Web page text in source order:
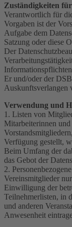
Zuständigkeiten
Verantwortlich für
Vorgaben ist der
Aufgabe dem
Satzung oder diese
Der
Er und/oder der
Auskunftsverlangen
Verwendung und
1. Listen von
Mitarbeiterinnen
Verfügung gestellt,
Beim Umfang der
das Gebot der
2.
Vereinsmitglieder
Einwilligung der
Teilnehmerlisten, in
und anderen
Anwesenheit